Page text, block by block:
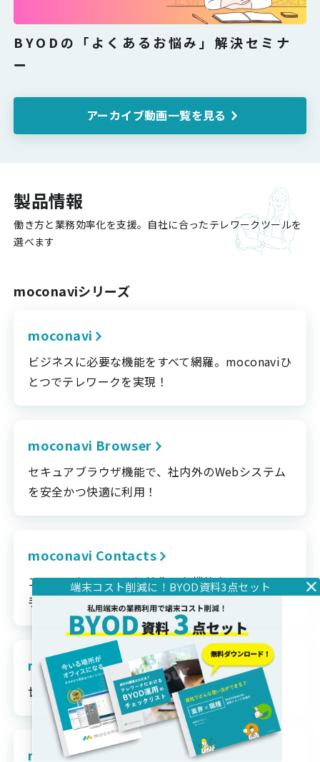
BYODの「よくあるお悩み」解決セミナ
ー
アーカイブ動画一覧を見る
製品情報
働き方と業務効率化を支援。自社に合ったテレワークツールを
選べます
moconaviシリーズ
moconavi
ビジネスに必要な機能をすべて網羅。moconaviひ
とつでテレワークを実現！
moconavi Browser
セキュアブラウザ機能で、社内外のWebシステム
を安全かつ快適に利用！
moconavi Contacts
コミュニケーションに特化した機能を、
手軽に導入！
moconavi RDS
世界シェアNo.1のリモートデスクトップサービス
moconavi 050